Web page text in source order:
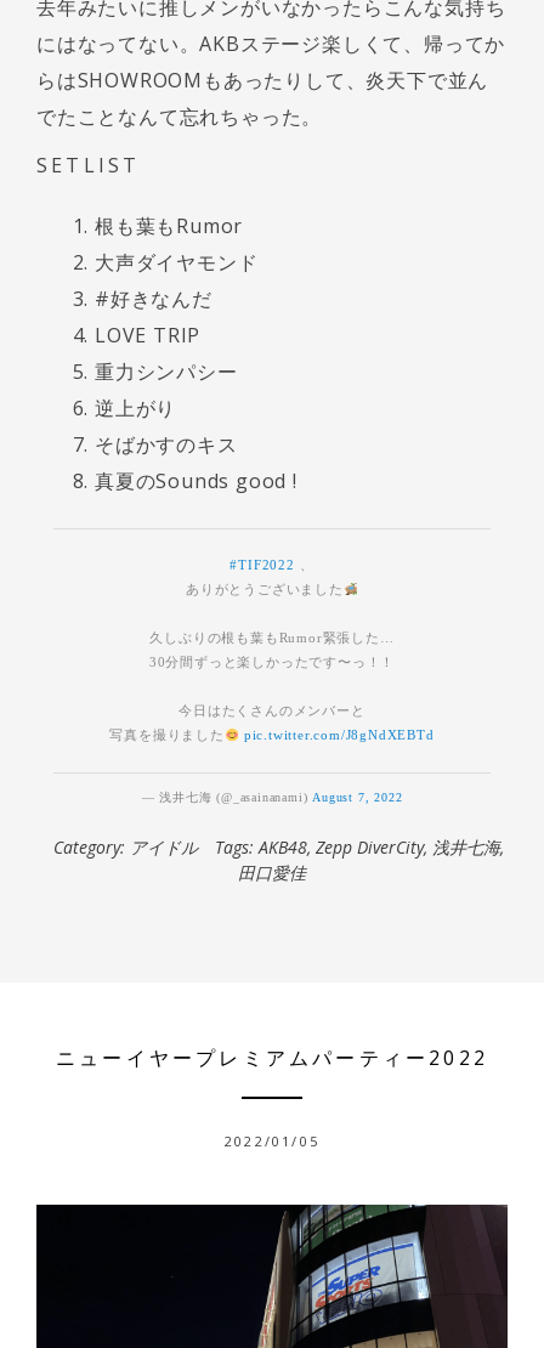
去年みたいに推しメンがいなかったらこんな気持ち
にはなってない。AKBステージ楽しくて、帰ってか
らはSHOWROOMもあったりして、炎天下で並ん
でたことなんて忘れちゃった。
SETLIST
根も葉もRumor
大声ダイヤモンド
#好きなんだ
LOVE TRIP
重力シンパシー
逆上がり
そばかすのキス
真夏のSounds good !
#TIF2022
、
ありがとうございました
久しぶりの根も葉もRumor緊張した…
30分間ずっと楽しかったです〜っ！！
今日はたくさんのメンバーと
写真を撮りました
pic.twitter.com/J8gNdXEBTd
— 浅井七海 (@_asainanami)August 7, 2022
Category: アイドル Tags:AKB48, Zepp DiverCity, 浅井七海,
田口愛佳
ニューイヤープレミアムパーティー2022
2022/01/05